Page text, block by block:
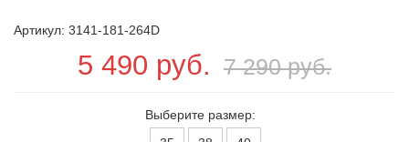
Артикул: 3141-181-264D
5 490 руб. 7 290 руб.
Выберите размер: